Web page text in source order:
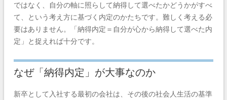
ではなく、自分の軸に照らして納得して選べたかどうかがすべ
て、という考え方に基づく内定のかたちです。難しく考える必
要はありません。「納得内定＝自分が心から納得して選べた内
定」と捉えれば十分です。
なぜ「納得内定」が大事なのか
新卒として入社する最初の会社は、その後の社会人生活の基準